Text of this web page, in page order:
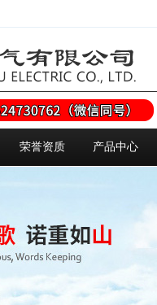
荣誉资质 产品中心